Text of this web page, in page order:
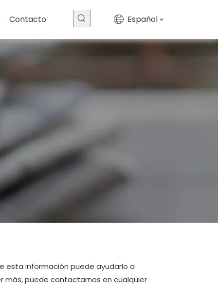
Contacto Español
esta información puede ayudarlo a
más, puede contactarnos en cualquier